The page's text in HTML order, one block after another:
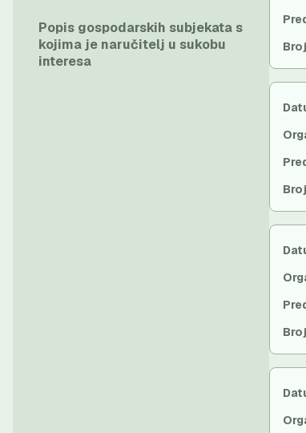
Popis gospodarskih subjekata s
kojima je naručitelj u sukobu
interesa